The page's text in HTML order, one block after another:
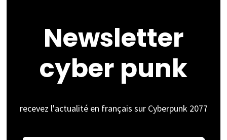
Newsletter
cyber punk
recevez l'actualité en français sur Cyberpunk 2077